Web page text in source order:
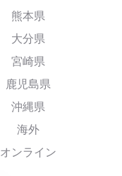
熊本県
大分県
宮崎県
鹿児島県
沖縄県
海外
オンライン